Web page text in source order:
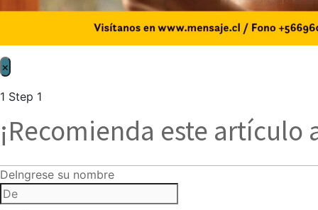
×
1 Step 1
¡Recomienda este artículo
DeIngrese su nombre